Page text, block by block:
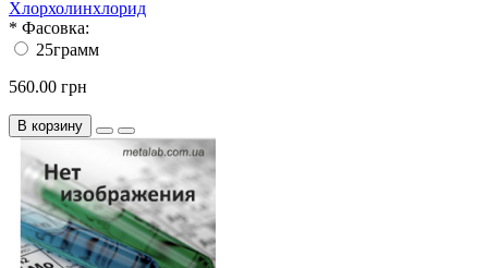
Хлорхолинхлорид
* Фасовка:
25грамм
560.00 грн
В корзину